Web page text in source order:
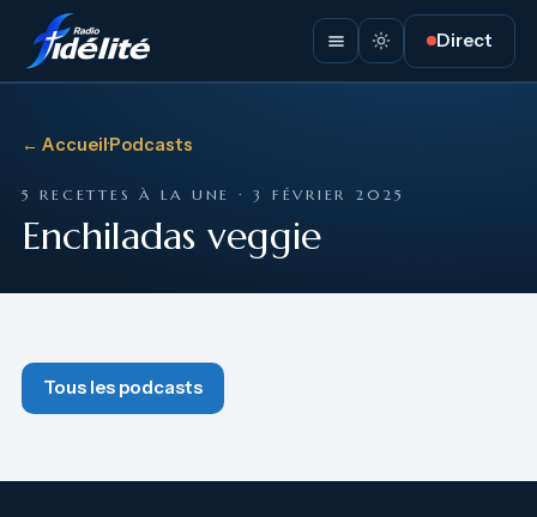
Direct
← Accueil·Podcasts
5 RECETTES À LA UNE · 3 FÉVRIER 2025
Enchiladas veggie
Tous les podcasts